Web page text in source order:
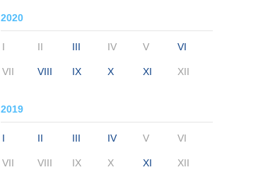
2020
I II III IV V VI
VII VIII IX X XI XII
2019
I II III IV V VI
VII VIII IX X XI XII